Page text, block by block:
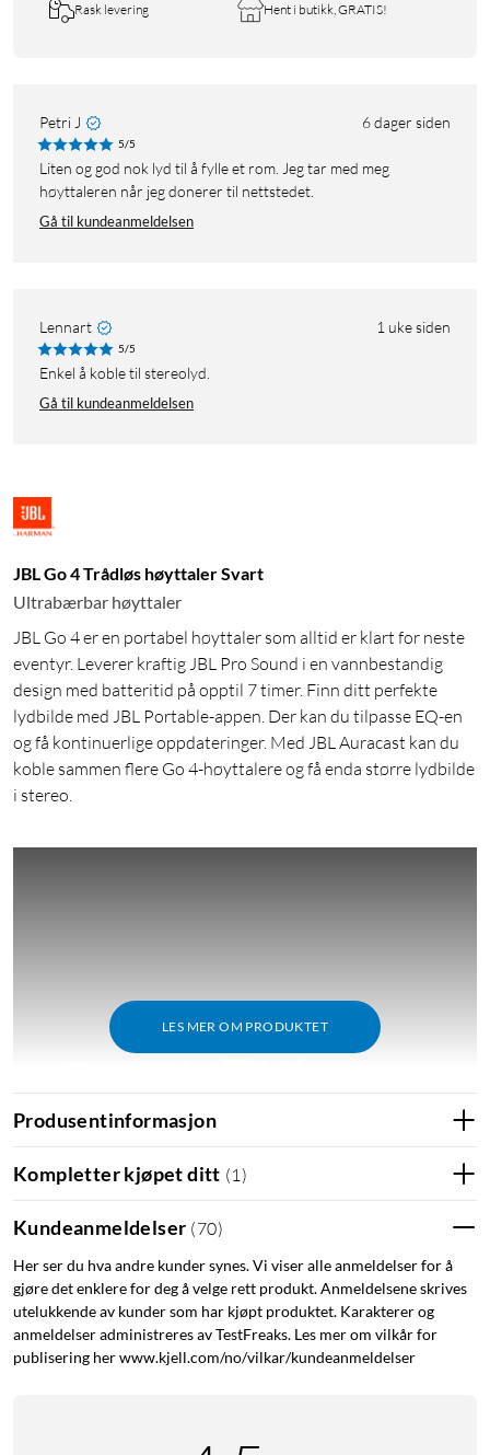
Rask levering Hent i butikk, GRATIS!
Petri J 6 dager siden
5/5
Liten og god nok lyd til å fylle et rom. Jeg tar med meg
høyttaleren når jeg donerer til nettstedet.
Gå til kundeanmeldelsen
Lennart 1 uke siden
5/5
Enkel å koble til stereolyd.
Gå til kundeanmeldelsen
JBL Go 4 Trådløs høyttaler Svart
Ultrabærbar høyttaler
JBL Go 4 er en portabel høyttaler som alltid er klart for neste
eventyr. Leverer kraftig JBL Pro Sound i en vannbestandig
design med batteritid på opptil 7 timer. Finn ditt perfekte
lydbilde med JBL Portable-appen. Der kan du tilpasse EQ-en
og få kontinuerlige oppdateringer. Med JBL Auracast kan du
koble sammen flere Go 4-høyttalere og få enda større lydbilde
i stereo.
LES MER OM PRODUKTET
Grab and go
Ta med deg den store JBL Pro-lyden uansett hvor du går. Den
klar og kraftig JBL Pro-lyd med fyldig, kraftig bass. Med den
integrerte hempen er den enkel å ta med overalt, og de mange
forskjellige fargevariantene gjør det enkelt å finne en som
passer deg. I tillegg er den både vanntett og støvtett, så den
trives veldig godt utendørs. Opptil 7 timers spilletid betyr at
batteriet holder til en dagstur eller en kveld under stjernene.
Produsentinformasjon
Kompletter kjøpet ditt (1 )
Kundeanmeldelser (70)
Her ser du hva andre kunder synes. Vi viser alle anmeldelser for å
gjøre det enklere for deg å velge rett produkt. Anmeldelsene skrives
utelukkende av kunder som har kjøpt produktet. Karakterer og
anmeldelser administreres av TestFreaks. Les mer om vilkår for
publisering her www.kjell.com/no/vilkar/kundeanmeldelser